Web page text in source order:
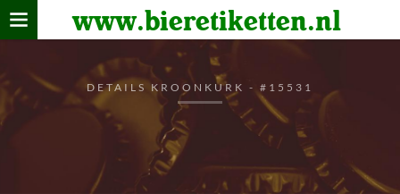
www.bieretiketten.nl
Home
De bierkaart
DETAILS KROONKURK - #15531